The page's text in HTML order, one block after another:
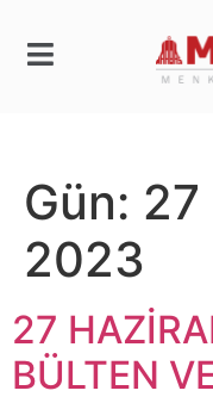
Gün: 27
2023
27
BÜLTEN